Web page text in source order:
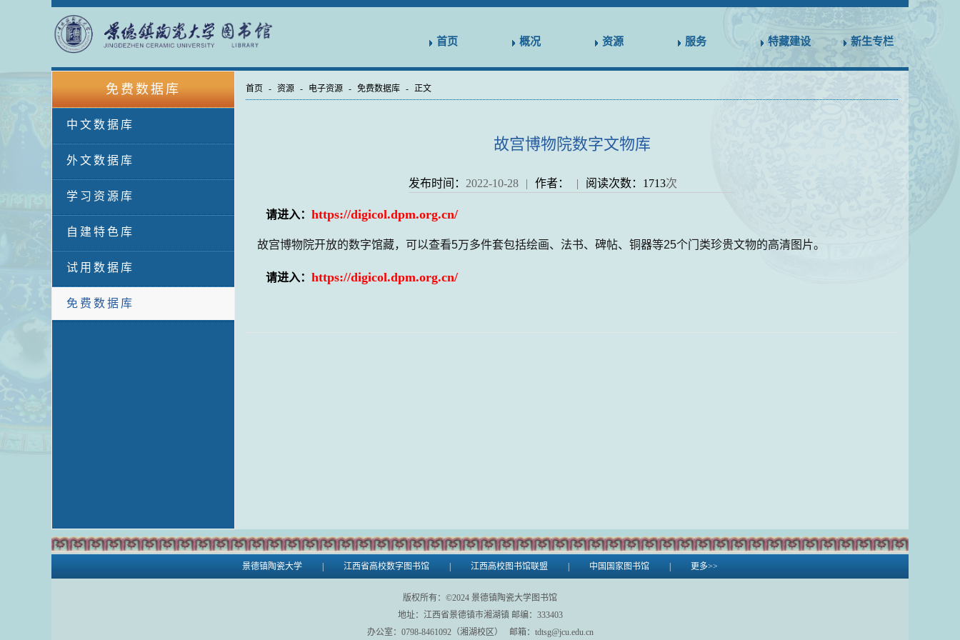
首页 概况 资源 服务 特藏建设 新生专栏
免费数据库
中文数据库
外文数据库
学习资源库
自建特色库
试用数据库
免费数据库
首页 - 资源 - 电子资源 - 免费数据库 - 正文
故宫博物院数字文物库
发布时间： 2022-10-28 | 作者： | 阅读次数： 1713次
请进入：https://digicol.dpm.org.cn/
故宫博物院开放的数字馆藏，可以查看5万多件套包括绘画、法书、碑帖、铜器等25个门类珍贵文物的高清图片。
请进入：https://digicol.dpm.org.cn/
景德镇陶瓷大学 江西省高校数字图书馆 江西高校图书馆联盟 中国国家图书馆 更多>>
版权所有：©2024 景德镇陶瓷大学图书馆
地址：江西省景德镇市湘湖镇 邮编：333403
办公室：0798-8461092（湘湖校区） 邮箱：tdtsg@jcu.edu.cn